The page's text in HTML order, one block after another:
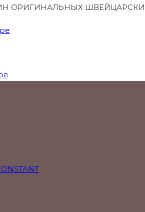
ОРИГИНАЛЬНЫХ